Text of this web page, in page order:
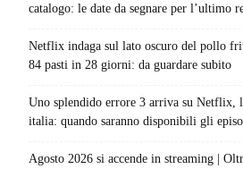
catalogo: le date da segnare per l’ultimo
Netflix indaga sul lato oscuro del pollo
84 pasti in 28 giorni: da guardare subito
Uno splendido errore 3 arriva su Netflix,
italia: quando saranno disponibili gli
Agosto 2026 si accende in streaming |